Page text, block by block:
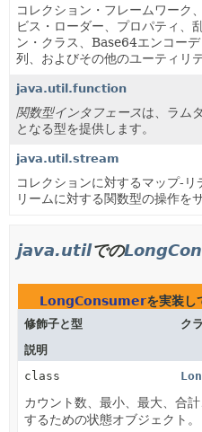
索引
ヘルプ
コレクション・フレームワーク
ビス・ローダー、プロパティ、
ン・クラス、Base64エンコー
列、およびその他のユーティリ
java.util.function
関数型インタフェースは、ラム
となる型を提供します。
java.util.stream
コレクションに対するマップ-
リームに対する関数型の操作を
java.utilでの
LongConsumerを実装し
修飾子と型
ク
説明
class
カウント数、最小、最大、合
するための状態オブジェクト。